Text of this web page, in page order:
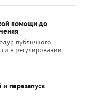
помощи до
публичного
в регулировании
перезапуск